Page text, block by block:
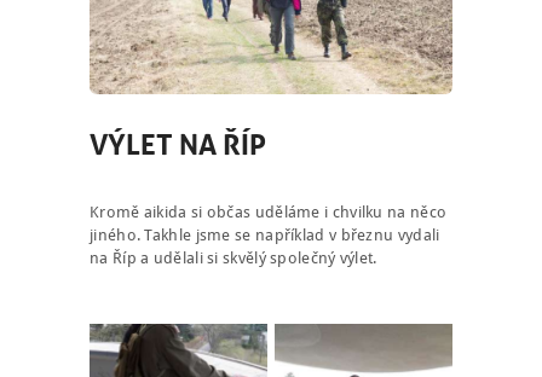
VÝLET NA ŘÍP
Kromě aikida si občas uděláme i chvilku na něco
jiného. Takhle jsme se například v březnu vydali
na Říp a udělali si skvělý společný výlet.